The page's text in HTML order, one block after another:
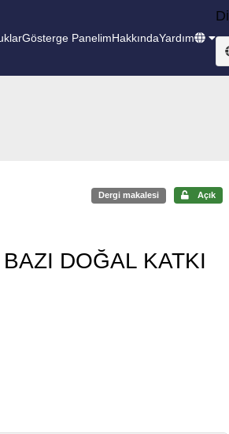
Gösterge PanelimHakkındaYardım
Dil
Dergi makalesi Açık
DOĞAL KATKI